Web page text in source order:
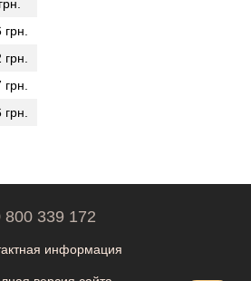
800 339 172
информация